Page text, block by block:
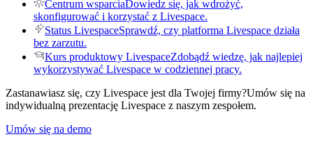
Centrum wsparciaDowiedz się, jak wdrożyć,
skonfigurować i korzystać z Livespace.
Status LivespaceSprawdź, czy platforma Livespace działa
bez zarzutu.
Kurs produktowy LivespaceZdobądź wiedzę, jak najlepiej
wykorzystywać Livespace w codziennej pracy.
Zastanawiasz się, czy Livespace jest dla Twojej firmy?Umów się na
indywidualną prezentację Livespace z naszym zespołem.
Umów się na demo